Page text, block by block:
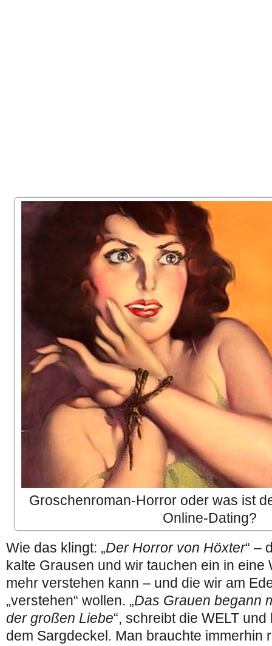
Groschenroman-Horror oder was ist
Online-Dating?
Wie das klingt: „Der Horror von Höxter“ –
kalte Grausen und wir tauchen ein in eine
mehr verstehen kann – und die wir am
„verstehen“ wollen. „Das Grauen begann
der großen Liebe“, schreibt die WELT
dem Sargdeckel. Man brauchte immerhin